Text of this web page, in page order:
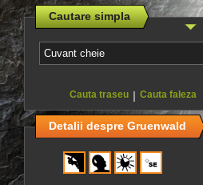
Cautare simpla
Cauta faleza
|
Cauta traseu
Detalii despre Gruenwald